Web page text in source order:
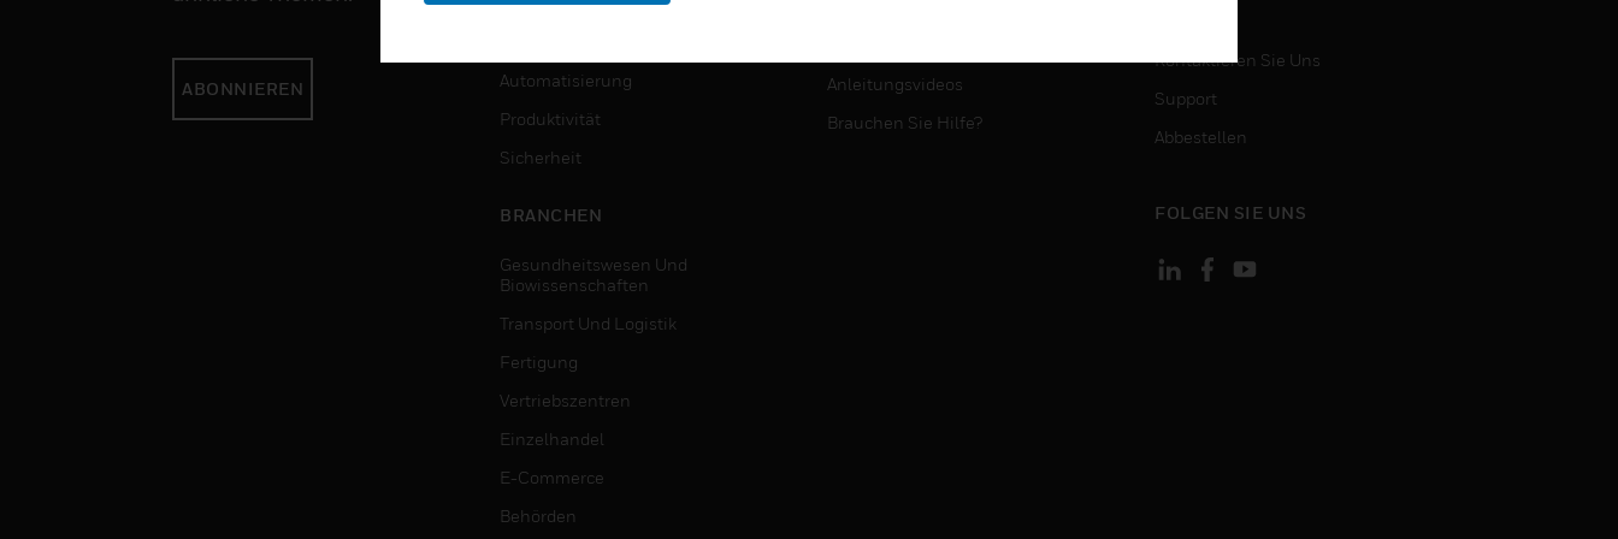
ABONNIEREN
Automatisierung
Produktivität
Sicherheit
BRANCHEN
Gesundheitswesen Und
Biowissenschaften
Transport Und Logistik
Fertigung
Vertriebszentren
Einzelhandel
E-Commerce
Behörden
Anleitungsvideos
Brauchen Sie Hilfe?
Kontaktieren Sie Uns
Support
Abbestellen
FOLGEN SIE UNS